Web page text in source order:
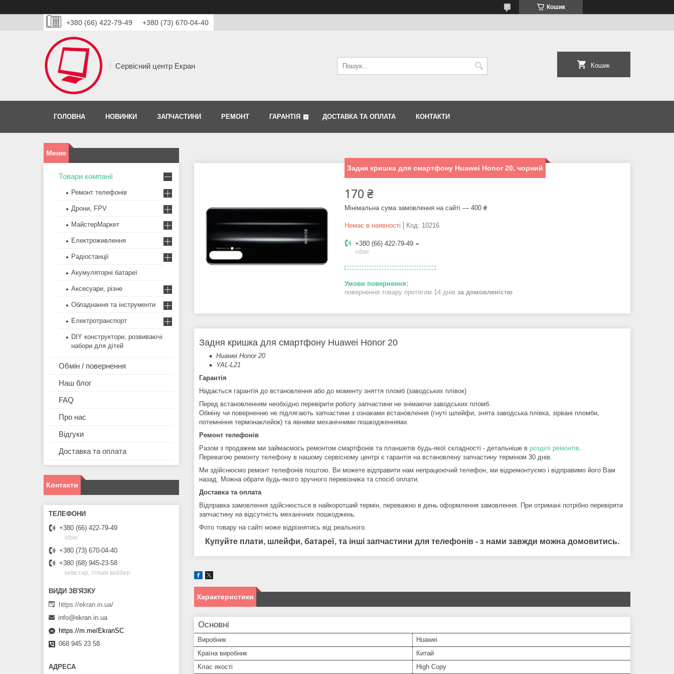
Кошик
+380 (66) 422-79-49 +380 (73) 670-04-40
Сервісний центр Екран Кошик
ГОЛОВНА НОВИНКИ ЗАПЧАСТИНИ РЕМОНТ ГАРАНТІЯ ДОСТАВКА ТА ОПЛАТА КОНТАКТИ
Задня кришка для смартфону Huawei Honor 20, чорний
170 ₴
Мінімальна сума замовлення на сайті — 400 ₴
Немає в наявності Код: 10216
+380 (66) 422-79-49
viber
повернення товару протягом 14 днів за домовленістю
Задня кришка для смартфону Huawei Honor 20
Huawei Honor 20
YAL-L21
Гарантія
Надається гарантія до встановлення або до моменту зняття пломб (заводських плівок)
Перед встановленням необхідно перевірити роботу запчастини не знімаючи заводських пломб.
Обміну чи поверненню не підлягають запчастини з ознаками встановлення (гнуті шлейфи, знята заводська плівка, зірвані пломби,
потемніння термонаклейок) та явними механічними пошкодженнями.
Ремонт телефонів
Разом з продажем ми займаємось ремонтом смартфонів та планшетів будь-якої складності - детальніше в розділі ремонтів
Перевагою ремонту телефону в нашому сервісному центрі є гарантія на встановлену запчастину терміном 30 днів.
Ми здійснюємо ремонт телефонів поштою. Ви можете відправити нам непрацюючий телефон, ми відремонтуємо і відправимо його Вам
назад. Можна обрати будь-якого зручного перевізника та спосіб оплати.
Доставка та оплата
Відправка замовлення здійснюється в найкоротший термін, переважно в день оформлення замовлення. При отримані потрібно перевіряти
запчастину на відсутність механічних пошкоджень.
Фото товару на сайті може відрізнятись від реального.
Купуйте плати, шлейфи, батареї, та інші запчастини для телефонів - з нами завжди можна домовитись.
Характеристики
Основні
Виробник
Huawei
Країна виробник
Китай
Клас якості
High Copy
Товари компанії
Ремонт телефонів
Дрони, FPV
МайстерМаркет
Електроживлення
Радіостанції
Акумуляторні батареї
Аксесуари, різне
Обладнання та інструменти
Електротранспорт
DIY конструктори, розвиваючі
набори для дітей
Обмін / повернення
Наш блог
FAQ
Про нас
Відгуки
Доставка та оплата
Контакти
+380 (66) 422-79-49
viber
+380 (73) 670-04-40
+380 (68) 945-23-58
київстар, тільки вайбер
https://ekran.in.ua/
info@ekran.in.ua
https://m.me/EkranSC
068 945 23 58